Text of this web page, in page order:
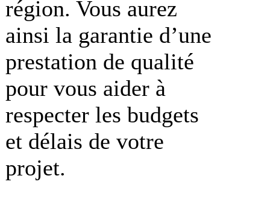
région. Vous aurez
ainsi la garantie d’une
prestation de qualité
pour vous aider à
respecter les budgets
et délais de votre
projet.